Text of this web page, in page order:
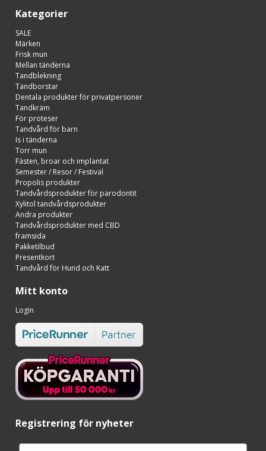
Kategorier
SALE
Märken
Frisk mun
Mellan tänderna
Tandblekning
Tandborstar
Dentala produkter för privatpersoner
Tandkräm
För proteser
Tandvård för barn
Is i tänderna
Torr mun
Fästen, broar och implantat
Semester / Resor / Festival
Propolis produkter
Tandvårdsprodukter för parodontit
Xylitol tandvårdsprodukter
Andra produkter
Tandvårdsprodukter med CBD
framsida
Pakketilbud
Presentkort
Tandvård för Hund och Katt
Mitt konto
Login
Registrering för nyheter